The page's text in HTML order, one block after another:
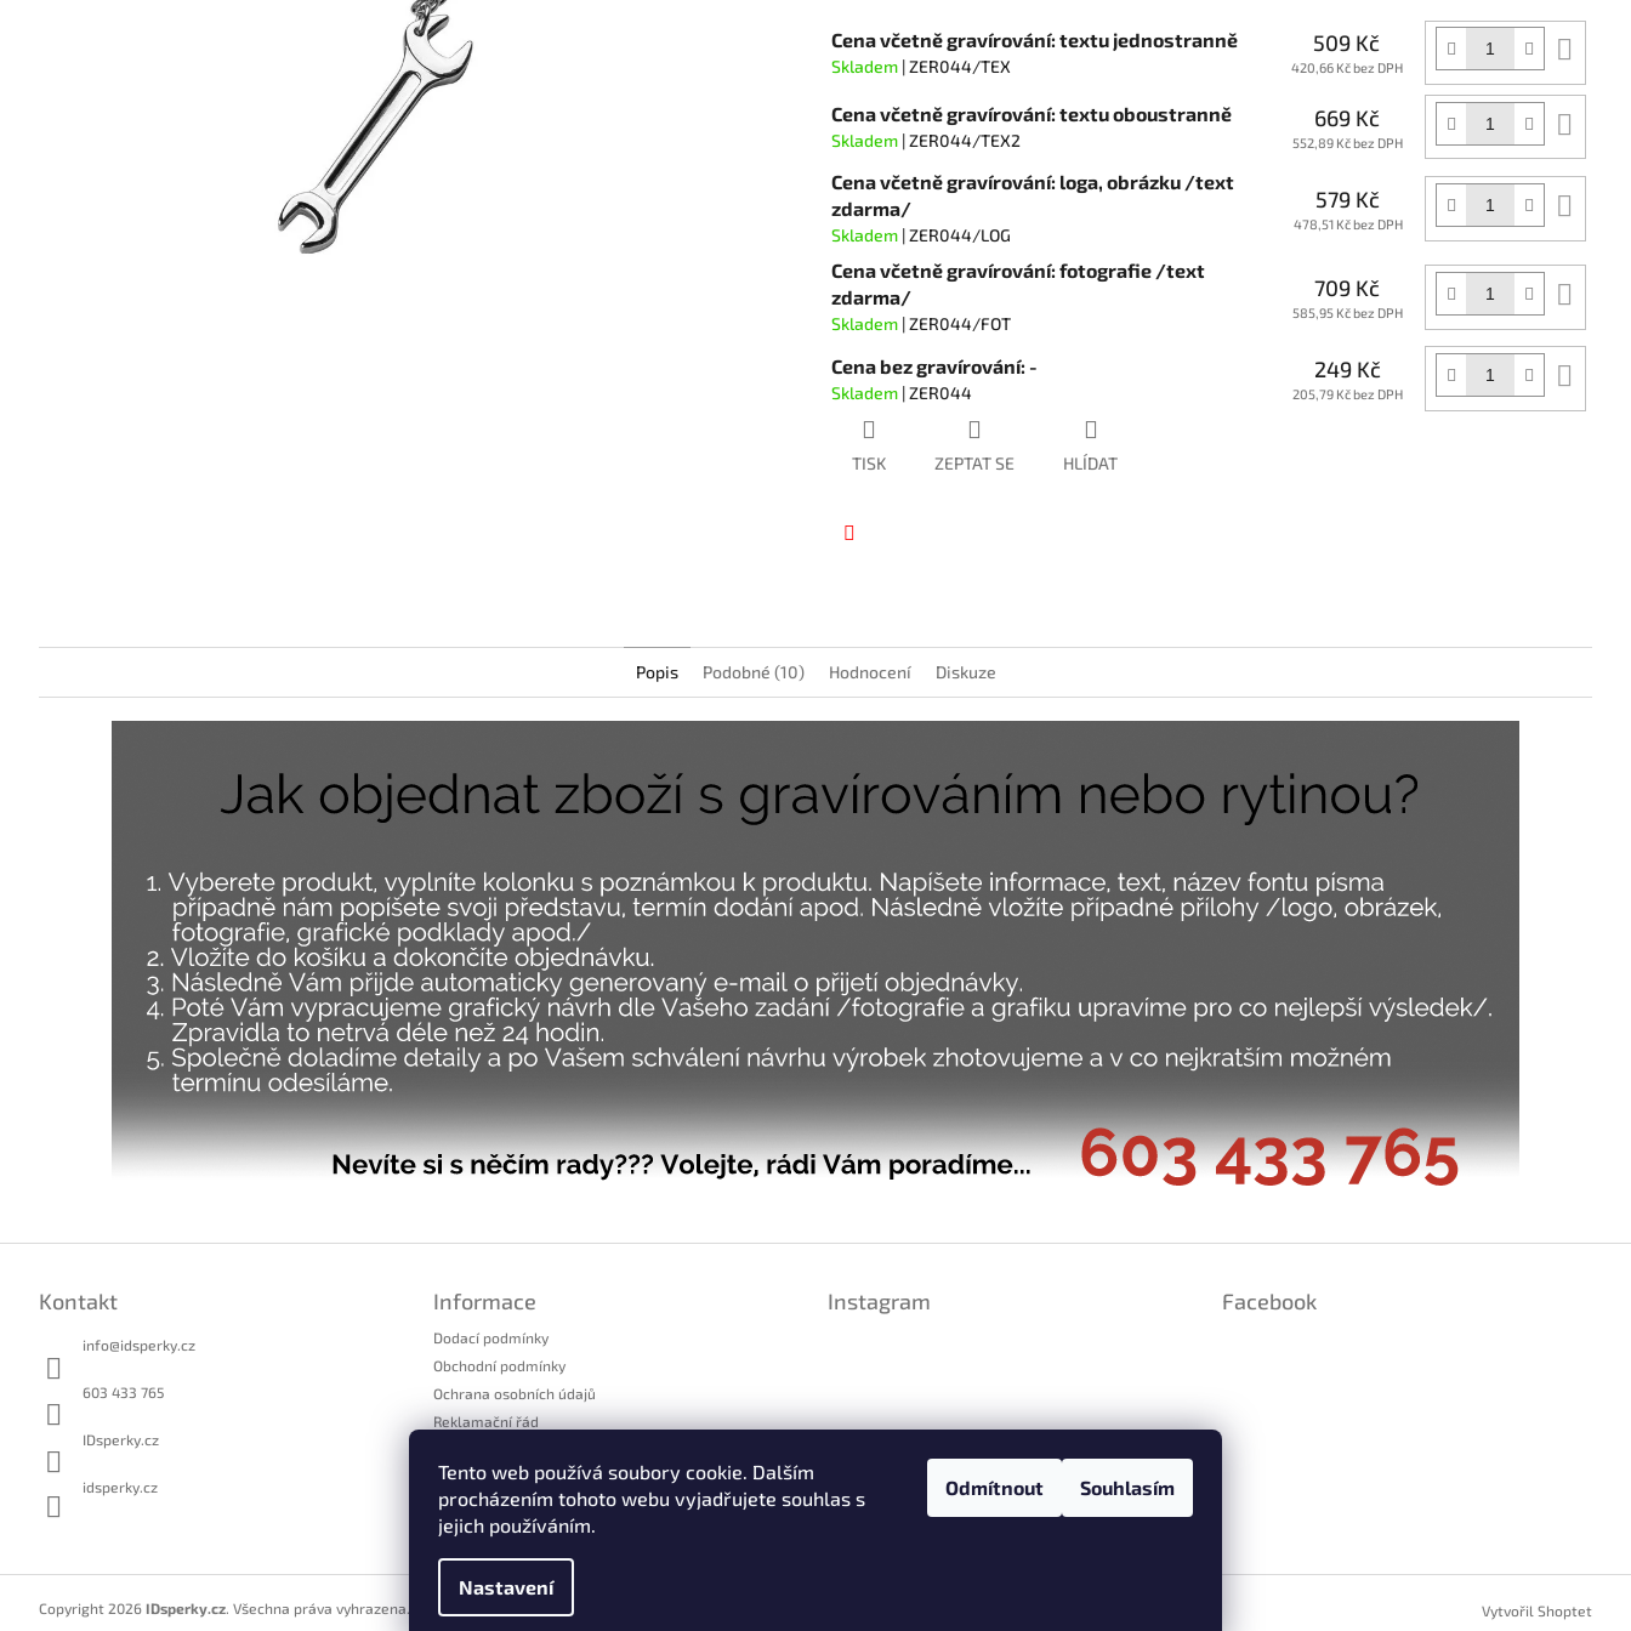
Tento web používá soubory cookie. Dalším
procházením tohoto webu vyjadřujete souhlas s
jejich používáním.
Nastavení
Odmítnout Souhlasím
Cena včetně gravírování: textu jednostranně
Skladem | ZER044/TEX
509 Kč
420,66 Kč bez DPH
Cena včetně gravírování: textu oboustranně
Skladem | ZER044/TEX2
669 Kč
552,89 Kč bez DPH
Cena včetně gravírování: loga, obrázku /text
zdarma/
Skladem | ZER044/LOG
579 Kč
478,51 Kč bez DPH
Cena včetně gravírování: fotografie /text
zdarma/
Skladem | ZER044/FOT
709 Kč
585,95 Kč bez DPH
Cena bez gravírování: -
Skladem | ZER044
249 Kč
205,79 Kč bez DPH
TISK ZEPTAT SE HLÍDAT
Popis Podobné (10) Hodnocení Diskuze
Kontakt
info@idsperky.cz
603 433 765
IDsperky.cz
idsperky.cz
Informace
Dodací podmínky
Obchodní podmínky
Ochrana osobních údajů
Reklamační řád
Formulář pro odstoupení od smlouvy
Kontakty
Instagram Facebook
Vytvořil Shoptet
Copyright 2026 IDsperky.cz. Všechna práva vyhrazena. Upravit nastavení cookies